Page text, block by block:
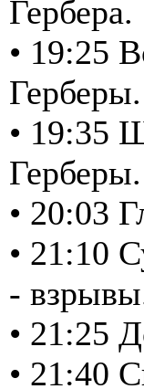
Гербера.
• 19:25
Герберы.
• 19:35
Герберы.
• 20:03
• 21:10
-
• 21:25
• 21:40